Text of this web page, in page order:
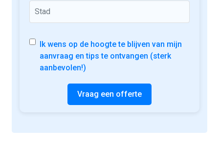
Ik wens op de hoogte te blijven van mijn
aanvraag en tips te ontvangen (sterk
aanbevolen!)
Vraag een offerte